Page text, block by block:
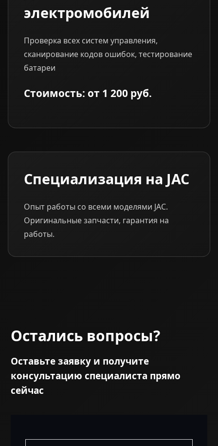
электромобилей
Проверка всех систем управления,
сканирование кодов ошибок, тестирование
батареи
Стоимость: от 1 200 руб.
Специализация на JAC
Опыт работы со всеми моделями JAC.
Оригинальные запчасти, гарантия на
работы.
Остались вопросы?
Оставьте заявку и получите
консультацию специалиста прямо
сейчас